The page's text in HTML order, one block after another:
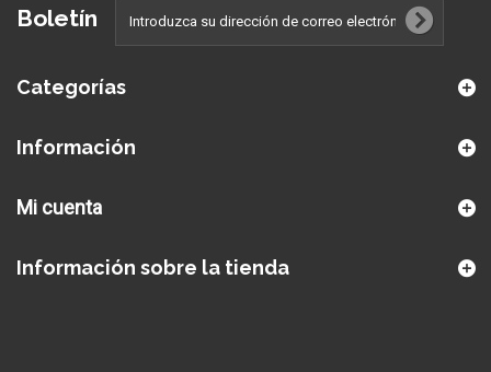
Boletín
Categorías
Información
Mi cuenta
Información sobre la tienda